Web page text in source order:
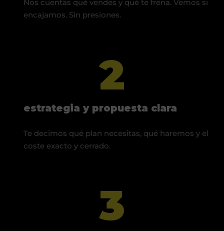
Nos cuentas qué vendes y qué te frena. Vemos si
encajamos. Sin presiones.
2
estrategia y propuesta clara
Te decimos qué plan necesitas, qué haremos y el
coste exacto y cerrado.
3